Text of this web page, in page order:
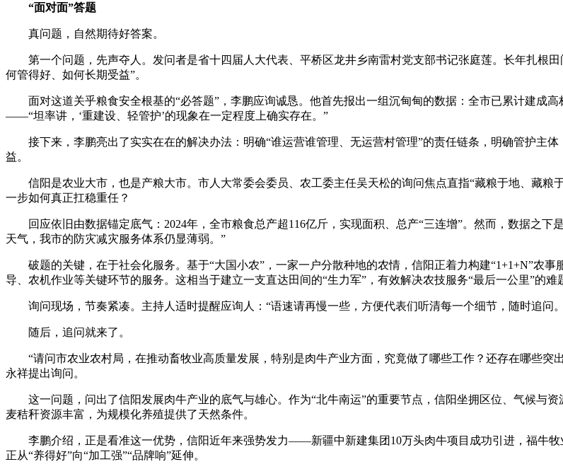
“面对面”答题
真问题，自然期待好答案。
第一个问题，先声夺人。发问者是省十四届人大代表、平桥区龙井乡南雷村党支部书记张庭莲。长年扎根田
何管得好、如何长期受益”。
面对这道关乎粮食安全根基的“必答题”，李鹏应询诚恳。他首先报出一组沉甸甸的数据：全市已累计建成高
——“坦率讲，‘重建设、轻管护’的现象在一定程度上确实存在。”
接下来，李鹏亮出了实实在在的解决办法：明确“谁运营谁管理、无运营村管理”的责任链条，明确管护主
益。
信阳是农业大市，也是产粮大市。市人大常委会委员、农工委主任吴天松的询问焦点直指“藏粮于地、藏粮
一步如何真正扛稳重任？
回应依旧由数据锚定底气：2024年，全市粮食总产超116亿斤，实现面积、总产“三连增”。然而，数据之下
天气，我市的防灾减灾服务体系仍显薄弱。”
破题的关键，在于社会化服务。基于“大国小农”，一家一户分散种地的农情，信阳正着力构建“1+1+N”农
导、农机作业等关键环节的服务。这相当于建立一支直达田间的“生力军”，有效解决农技服务“最后一公里”的难
询问现场，节奏紧凑。主持人适时提醒应询人：“语速请再慢一些，方便代表们听清每一个细节，随时追问
随后，追问就来了。
“请问市农业农村局，在推动畜牧业高质量发展，特别是肉牛产业方面，究竟做了哪些工作？还存在哪些突
永祥提出询问。
这一问题，问出了信阳发展肉牛产业的底气与雄心。作为“北牛南运”的重要节点，信阳坐拥区位、气候与
麦秸秆资源丰富，为规模化养殖提供了天然条件。
李鹏介绍，正是看准这一优势，信阳近年来强势发力——新疆中新建集团10万头肉牛项目成功引进，福牛牧
正从“养得好”向“加工强”“品牌响”延伸。